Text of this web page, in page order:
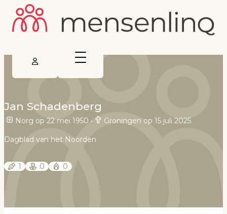
Jan Schadenberg
Norg op 22 mei 1950 • Groningen op 15 juli 2025
Dagblad van het Noorden
1 0 0